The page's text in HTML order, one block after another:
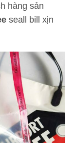
hàng sản
seall bill xịn